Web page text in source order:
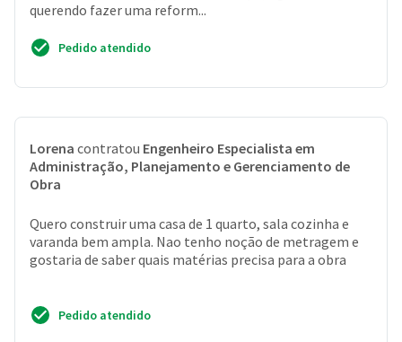
querendo fazer uma reform...
Pedido atendido
Lorena contratou Engenheiro Especialista em
Administração, Planejamento e Gerenciamento de
Obra
Quero construir uma casa de 1 quarto, sala cozinha e
varanda bem ampla. Nao tenho noção de metragem e
gostaria de saber quais matérias precisa para a obra
Pedido atendido